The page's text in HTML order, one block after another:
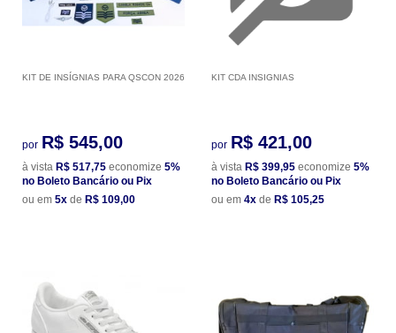
KIT DE INSÍGNIAS PARA QSCON 2026
por R$ 545,00
à vista R$ 517,75 economize 5%
no Boleto Bancário ou Pix
ou em 5x de R$ 109,00
KIT CDA INSIGNIAS
por R$ 421,00
à vista R$ 399,95 economize 5%
no Boleto Bancário ou Pix
ou em 4x de R$ 105,25